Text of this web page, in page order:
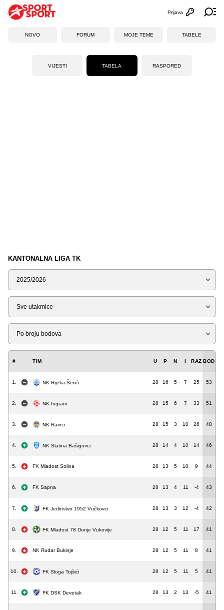
Otvori
Prijava
NOVO FORUM MOJE TEME TABELE
VIJESTI TABELA RASPORED
KANTONALNA LIGA TK
Sezona
Tip
Liga
# TIM U P N I RAZ BOD
1. NK Rijeka Šerići 28 16 5 7 25 53
2. NK Ingram 28 15 6 7 33 51
3. NK Rainci 28 15 3 10 26 48
4. NK Slatina Bašigovci 28 14 4 10 14 46
5. FK Mladost Solina 28 13 5 10 9 44
6. FK Sapna 28 13 4 11 -4 43
7. FK Jedinstvo 1952 Vučkovci 28 13 3 12 -4 42
8. FK Mladost 78 Donje Vukovije 28 12 5 11 17 41
9. NK Rudar Bukinje 28 12 5 11 8 41
10. FK Sloga Tojšići 28 12 5 11 5 41
11. FK DSK Devetak 28 13 2 13 -5 41